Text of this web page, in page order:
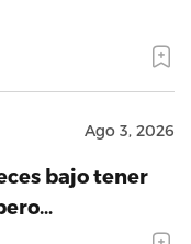
Ago 3, 2026
bajo tener